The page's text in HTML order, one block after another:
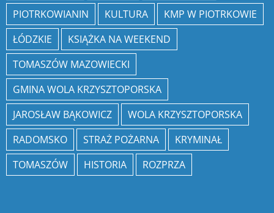
PIOTRKOWIANIN
KULTURA
KMP W PIOTRKOWIE
ŁÓDZKIE
KSIĄŻKA NA WEEKEND
TOMASZÓW MAZOWIECKI
GMINA WOLA KRZYSZTOPORSKA
JAROSŁAW BĄKOWICZ
WOLA KRZYSZTOPORSKA
RADOMSKO
STRAŻ POŻARNA
KRYMINAŁ
TOMASZÓW
HISTORIA ROZPRZA